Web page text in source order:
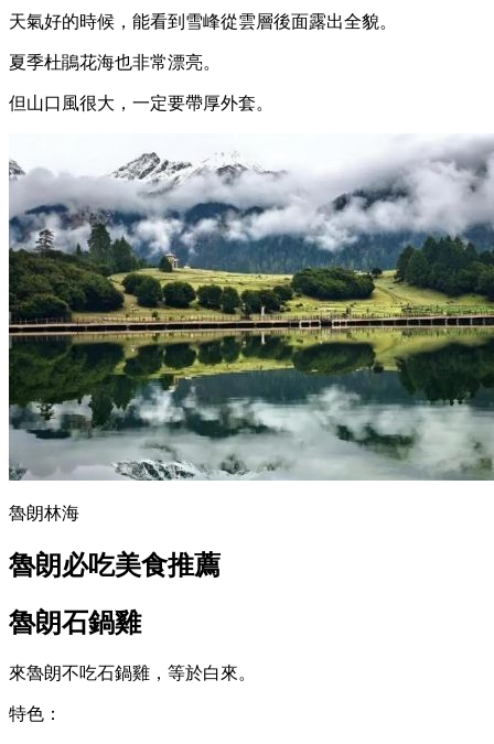
天氣好的時候，能看到雪峰從雲層後面露出全貌。
夏季杜鵑花海也非常漂亮。
但山口風很大，一定要帶厚外套。
魯朗林海
魯朗必吃美食推薦
魯朗石鍋雞
來魯朗不吃石鍋雞，等於白來。
特色：